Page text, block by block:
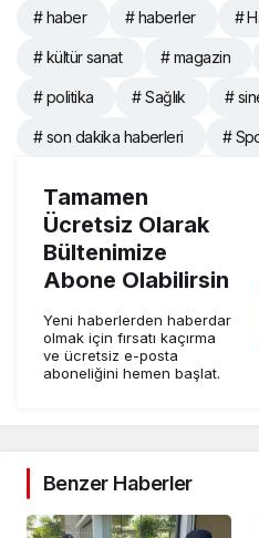
# haber # haberler #
# kültür sanat # magazin
# politika # Sağlık #
# son dakika haberleri #
Tamamen
Ücretsiz Olarak
Bültenimize
Abone Olabilirsin
Yeni haberlerden haberdar
olmak için fırsatı kaçırma
ve ücretsiz e-posta
aboneliğini hemen başlat.
Benzer Haberler